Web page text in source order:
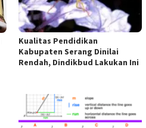
Kualitas Pendidikan
Kabupaten Serang Dinilai
Rendah, Dindikbud Lakukan Ini